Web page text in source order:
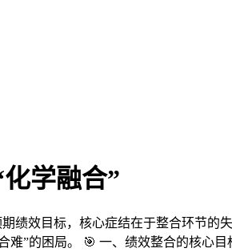
学融合”
绩效目标，核心症结在于整合环节的
”的困局。 🎯 一、绩效整合的核心目